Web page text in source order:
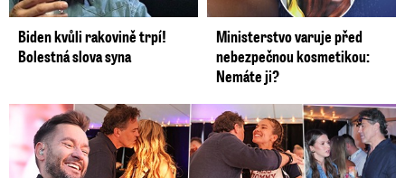
Biden kvůli rakovině trpí!
Bolestná slova syna
Ministerstvo varuje před
nebezpečnou kosmetikou:
Nemáte ji?
Koncert Ztraceného na Letné: Jágr přišel s Dominikou, ale...